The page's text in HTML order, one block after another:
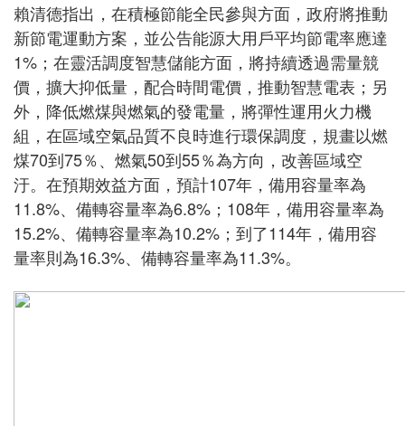
賴清德指出，在積極節能全民參與方面，政府將推動
新節電運動方案，並公告能源大用戶平均節電率應達
1%；在靈活調度智慧儲能方面，將持續透過需量競
價，擴大抑低量，配合時間電價，推動智慧電表；另
外，降低燃煤與燃氣的發電量，將彈性運用火力機
組，在區域空氣品質不良時進行環保調度，規畫以燃
煤70到75％、燃氣50到55％為方向，改善區域空
汙。在預期效益方面，預計107年，備用容量率為
11.8%、備轉容量率為6.8%；108年，備用容量率為
15.2%、備轉容量率為10.2%；到了114年，備用容
量率則為16.3%、備轉容量率為11.3%。